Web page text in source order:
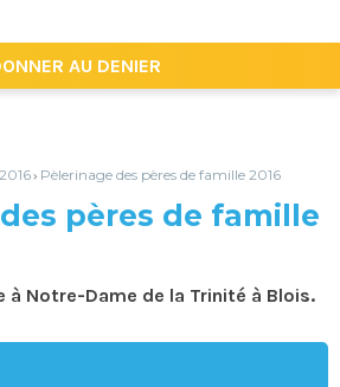
AU DENIER
› Pèlerinage des pères de famille 2016
pères de famille
à Notre-Dame de la Trinité à Blois.